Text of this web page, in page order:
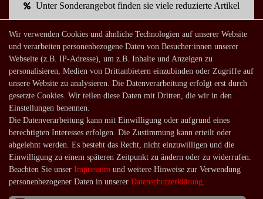
Unter Sonderangebot finden sie viele reduzierte Artikel
Mein Konto
Warenkorb
Zur Kasse
Mein Konto
Registrieren
Login
Shop
Lagerverkauf
Zahlungsarten
Wir verwenden Cookies und ähnliche Technologien auf unserer Website
und verarbeiten personenbezogene Daten von Besucher:innen unserer
Webseite (z.B. IP-Adresse), um z.B. Inhalte und Anzeigen zu
personalisieren, Medien von Drittanbietern einzubinden oder Zugriffe auf
unsere Website zu analysieren. Die Datenverarbeitung erfolgt erst durch
gesetzte Cookies. Wir teilen diese Daten mit Dritten, die wir in den
Einstellungen benennen.
Die Datenverarbeitung kann mit Einwilligung oder aufgrund eines
berechtigten Interesses erfolgen. Die Zustimmung kann erteilt oder
abgelehnt werden. Es besteht das Recht, nicht einzuwilligen und die
Einwilligung zu einem späteren Zeitpunkt zu ändern oder zu widerrufen.
Beachten Sie unser Impressum und weitere Hinweise zur Verwendung
personenbezogener Daten in unserer Daten­schutz­erklärung.